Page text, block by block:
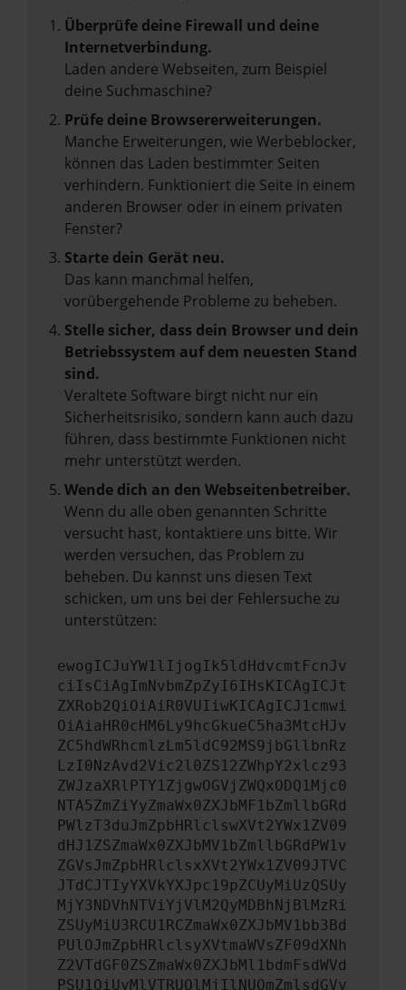
Überprüfe deine Firewall und deine
Internetverbindung.
Laden andere Webseiten, zum Beispiel
deine Suchmaschine?
Prüfe deine Browsererweiterungen.
Manche Erweiterungen, wie Werbeblocker,
können das Laden bestimmter Seiten
verhindern. Funktioniert die Seite in einem
anderen Browser oder in einem privaten
Fenster?
Starte dein Gerät neu.
Das kann manchmal helfen,
vorübergehende Probleme zu beheben.
Stelle sicher, dass dein Browser und dein
Betriebssystem auf dem neuesten Stand
sind.
Veraltete Software birgt nicht nur ein
Sicherheitsrisiko, sondern kann auch dazu
führen, dass bestimmte Funktionen nicht
mehr unterstützt werden.
Wende dich an den Webseitenbetreiber.
Wenn du alle oben genannten Schritte
versucht hast, kontaktiere uns bitte. Wir
werden versuchen, das Problem zu
beheben. Du kannst uns diesen Text
schicken, um uns bei der Fehlersuche zu
unterstützen:
ewogICJuYW1lIjogIk5ldHdvcmtFcnJv
ciIsCiAgImNvbmZpZyI6IHsKICAgICJt
ZXRob2QiOiAiR0VUIiwKICAgICJ1cmwi
OiAiaHR0cHM6Ly9hcGkueC5ha3MtcHJv
ZC5hdWRhcmlzLm5ldC92MS9jbGllbnRz
LzI0NzAvd2Vic2l0ZS12ZWhpY2xlcz93
ZWJzaXRlPTY1ZjgwOGVjZWQxODQ1Mjc0
NTA5ZmZiYyZmaWx0ZXJbMF1bZmllbGRd
PWlzT3duJmZpbHRlclswXVt2YWx1ZV09
dHJ1ZSZmaWx0ZXJbMV1bZmllbGRdPW1v
ZGVsJmZpbHRlclsxXVt2YWx1ZV09JTVC
JTdCJTIyYXVkYXJpc19pZCUyMiUzQSUy
MjY3NDVhNTViYjVlM2QyMDBhNjBlMzRi
ZSUyMiU3RCU1RCZmaWx0ZXJbMV1bb3Bd
PUlOJmZpbHRlclsyXVtmaWVsZF09dXNh
Z2VTdGF0ZSZmaWx0ZXJbMl1bdmFsdWVd
PSU1QiUyMlVTRUQlMjIlNUQmZmlsdGVy